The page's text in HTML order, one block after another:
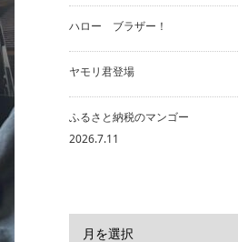
ハロー ブラザー！
ヤモリ君登場
ふるさと納税のマ
2026.7.11